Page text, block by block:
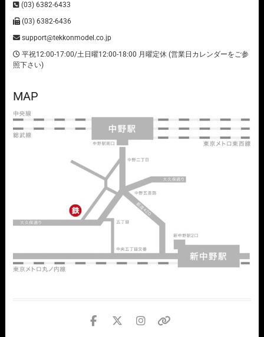
(03) 6382-6433
(03) 6382-6436
support@tekkonmodel.co.jp
平祝12:00-17:00/土日曜12:00-18:00 月曜定休 (営業日カレンダーをご参
照下さい)
MAP
facebook
twitter
instagram